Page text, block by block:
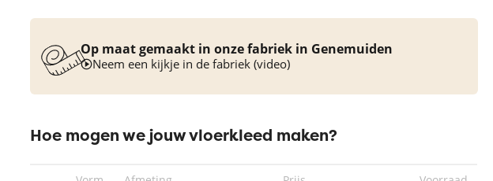
Op maat gemaakt in onze fabriek in Genemuiden
Neem een kijkje in de fabriek (video)
Hoe mogen we jouw vloerkleed maken?